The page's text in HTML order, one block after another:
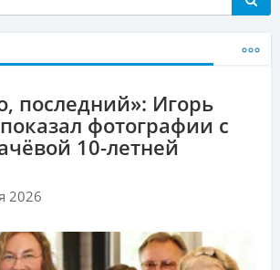
последний»: Игорь
фотографии с
10-летней
2026